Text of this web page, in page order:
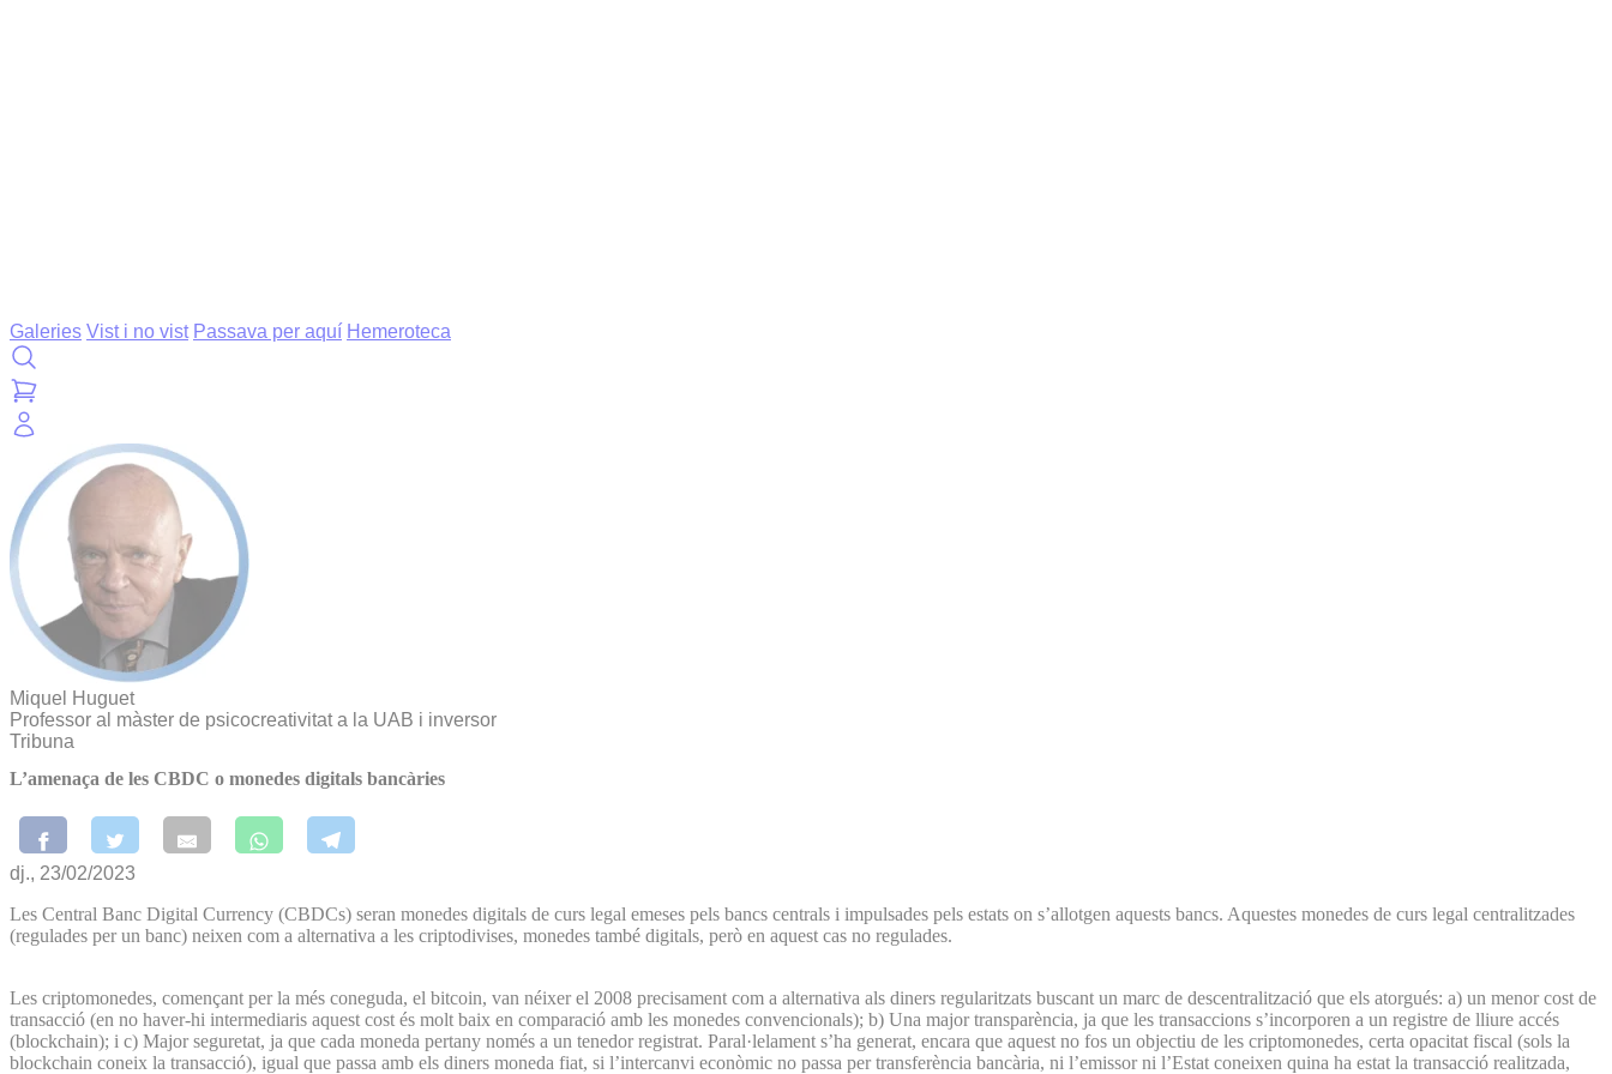
Galeries Vist i no vist Passava per aquí Hemeroteca
Miquel Huguet
Professor al màster de psicocreativitat a la UAB i inversor
Tribuna
L’amenaça de les CBDC o monedes digitals bancàries
dj., 23/02/2023
Les Central Banc Digital Currency (CBDCs) seran monedes digitals de curs legal emeses pels bancs centrals i impulsades pels estats on s’allotgen aquests bancs. Aquestes monedes de curs legal centralitzades
(regulades per un banc) neixen com a alternativa a les criptodivises, monedes també digitals, però en aquest cas no regulades.
Les criptomonedes, començant per la més coneguda, el bitcoin, van néixer el 2008 precisament com a alternativa als diners regularitzats buscant un marc de descentralització que els atorgués: a) un menor cost de
transacció (en no haver-hi intermediaris aquest cost és molt baix en comparació amb les monedes convencionals); b) Una major transparència, ja que les transaccions s’incorporen a un registre de lliure accés
(blockchain); i c) Major seguretat, ja que cada moneda pertany només a un tenedor registrat. Paral·lelament s’ha generat, encara que aquest no fos un objectiu de les criptomonedes, certa opacitat fiscal (sols la
blockchain coneix la transacció), igual que passa amb els diners moneda fiat, si l’intercanvi econòmic no passa per transferència bancària, ni l’emissor ni l’Estat coneixen quina ha estat la transacció realitzada,